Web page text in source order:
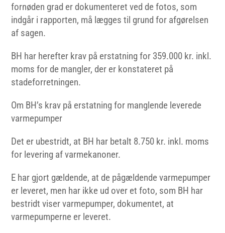
fornøden grad er dokumenteret ved de fotos, som
indgår i rapporten, må lægges til grund for afgørelsen
af sagen.
BH har herefter krav på erstatning for 359.000 kr. inkl.
moms for de mangler, der er konstateret på
stadeforretningen.
Om BH’s krav på erstatning for manglende leverede
varmepumper
Det er ubestridt, at BH har betalt 8.750 kr. inkl. moms
for levering af varmekanoner.
E har gjort gældende, at de pågældende varmepumper
er leveret, men har ikke ud over et foto, som BH har
bestridt viser varmepumper, dokumentet, at
varmepumperne er leveret.